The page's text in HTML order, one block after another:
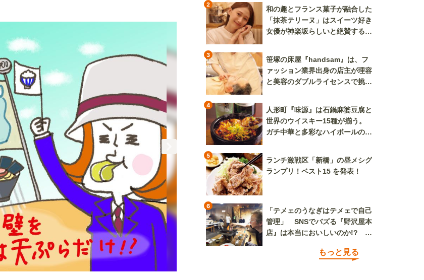
2
和の趣とフランス菓子が融合した
「抹茶テリーヌ」はスイーツ好き
女優が神楽坂らしいと絶賛する逸
3
笹塚の床屋『handsam』は、フ
ァッション業界出身の店主が理容
と美容のダブルライセンスで挑む
4
人形町『味源』は石鍋麻婆豆腐と
世界のウイスキー15種が揃う。
ガチ中華と多彩なハイボールの組
5
ランチ激戦区「新橋」の昼メシグ
ランプリ！ベスト15 を発表！
6
「テメェのうなぎはテメェで自己
管理」 SNSでバズる『野沢屋本
店』は本当においしいのか!? い
もっと見る